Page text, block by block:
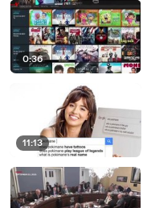
0:36
11:13